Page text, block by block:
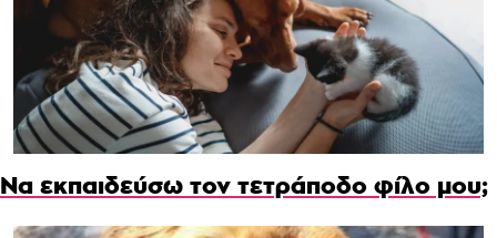
Να εκπαιδεύσω τον τετράποδο φίλο μου;